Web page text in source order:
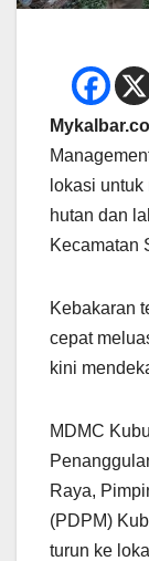
lokasi
hutan dan
Kecamatan
Kebakaran
cepat
kini
MDMC
Raya,
(PDPM)
turun ke